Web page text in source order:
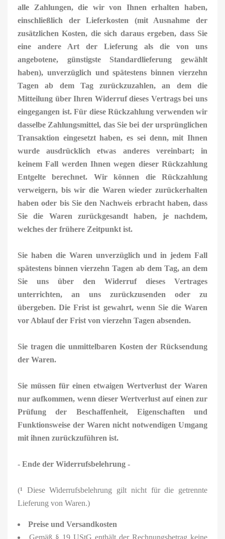
alle Zahlungen, die wir von Ihnen erhalten haben,
einschließlich der Lieferkosten (mit Ausnahme der
zusätzlichen Kosten, die sich daraus ergeben, dass Sie
eine andere Art der Lieferung als die von uns
angebotene, günstigste Standardlieferung gewählt
haben), unverzüglich und spätestens binnen vierzehn
Tagen ab dem Tag zurückzuzahlen, an dem die
Mitteilung über Ihren Widerruf dieses Vertrags bei uns
eingegangen ist. Für diese Rückzahlung verwenden wir
dasselbe Zahlungsmittel, das Sie bei der ursprünglichen
Transaktion eingesetzt haben, es sei denn, mit Ihnen
wurde ausdrücklich etwas anderes vereinbart; in
keinem Fall werden Ihnen wegen dieser Rückzahlung
Entgelte berechnet. Wir können die Rückzahlung
verweigern, bis wir die Waren wieder zurückerhalten
haben oder bis Sie den Nachweis erbracht haben, dass
Sie die Waren zurückgesandt haben, je nachdem,
welches der frühere Zeitpunkt ist.
Sie haben die Waren unverzüglich und in jedem Fall
spätestens binnen vierzehn Tagen ab dem Tag, an dem
Sie uns über den Widerruf dieses Vertrages
unterrichten, an uns zurückzusenden oder zu
übergeben. Die Frist ist gewahrt, wenn Sie die Waren
vor Ablauf der Frist von vierzehn Tagen absenden.
Sie tragen die unmittelbaren Kosten der Rücksendung
der Waren.
Sie müssen für einen etwaigen Wertverlust der Waren
nur aufkommen, wenn dieser Wertverlust auf einen zur
Prüfung der Beschaffenheit, Eigenschaften und
Funktionsweise der Waren nicht notwendigen Umgang
mit ihnen zurückzuführen ist.
- Ende der Widerrufsbelehrung -
(¹ Diese Widerrufsbelehrung gilt nicht für die getrennte
Lieferung von Waren.)
Preise und Versandkosten
Gemäß § 19 UStG enthält der Rechnungsbetrag keine